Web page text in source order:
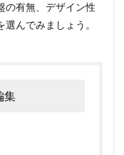
の有無、デザイン性
んでみましょう。
集